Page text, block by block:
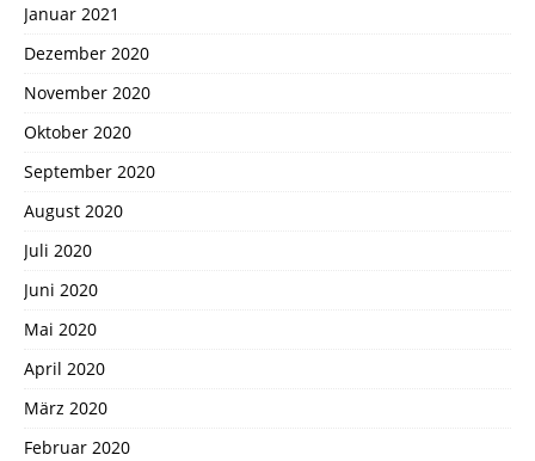
Januar 2021
Dezember 2020
November 2020
Oktober 2020
September 2020
August 2020
Juli 2020
Juni 2020
Mai 2020
April 2020
März 2020
Februar 2020